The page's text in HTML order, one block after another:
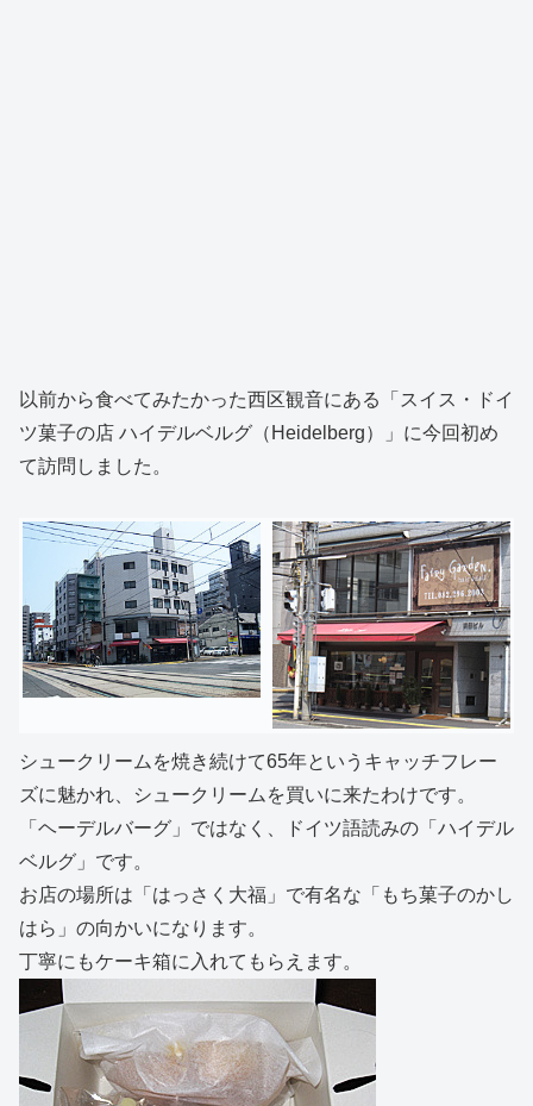
以前から食べてみたかった西区観音にある「スイス・ドイ
ツ菓子の店 ハイデルベルグ（Heidelberg）」に今回初め
て訪問しました。
シュークリームを焼き続けて65年というキャッチフレー
ズに魅かれ、シュークリームを買いに来たわけです。
「ヘーデルバーグ」ではなく、ドイツ語読みの「ハイデル
ベルグ」です。
お店の場所は「はっさく大福」で有名な「もち菓子のかし
はら」の向かいになります。
丁寧にもケーキ箱に入れてもらえます。